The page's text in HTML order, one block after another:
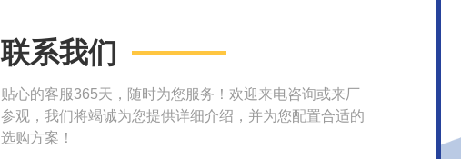
联系我们
贴心的客服365天，随时为您服务！欢迎来电咨询或来厂
参观，我们将竭诚为您提供详细介绍，并为您配置合适的
选购方案！